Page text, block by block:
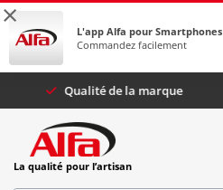
×
L'app Alfa pour Smartphones
Commandez facilement
Qualité de la marque
La qualité pour l’artisan